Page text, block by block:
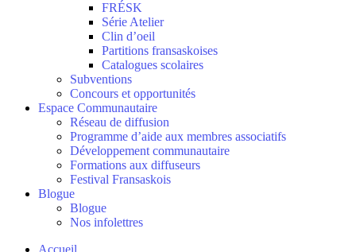
FRÉSK
Série Atelier
Clin d’oeil
Partitions fransaskoises
Catalogues scolaires
Subventions
Concours et opportunités
Espace Communautaire
Réseau de diffusion
Programme d’aide aux membres associatifs
Développement communautaire
Formations aux diffuseurs
Festival Fransaskois
Blogue
Blogue
Nos infolettres
Accueil